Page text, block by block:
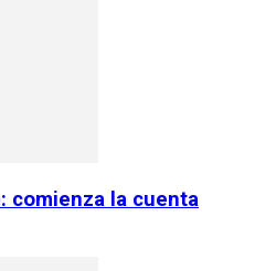
comienza la cuenta